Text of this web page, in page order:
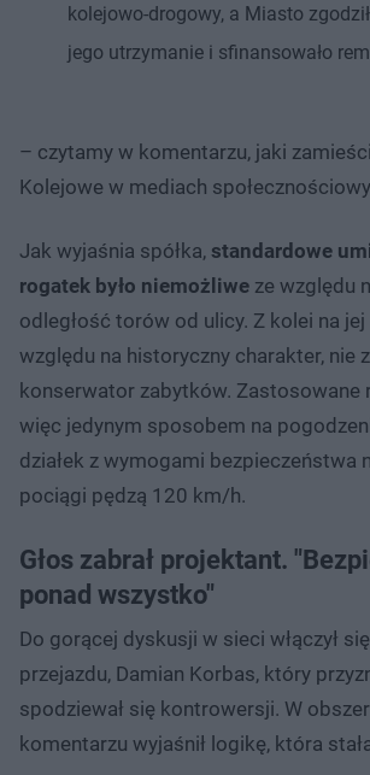
kolejowo-drogowy, a Miasto
jego utrzymanie i sfinansowało
– czytamy w komentarzu, jaki
Kolejowe w mediach
Jak wyjaśnia spółka, standardowe
rogatek było niemożliwe ze względu
odległość torów od ulicy. Z kolei na jej
względu na historyczny charakter, nie
konserwator zabytków. Zastosowane
więc jedynym sposobem na
działek z wymogami bezpieczeństwa
pociągi pędzą 120 km/h.
Głos zabrał projektant.
ponad wszystko"
Do gorącej dyskusji w sieci włączył
przejazdu, Damian Korbas, który
spodziewał się kontrowersji. W
komentarzu wyjaśnił logikę, która